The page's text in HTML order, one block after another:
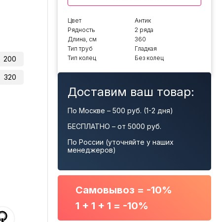
200
320
Цвет
Антик
Рядность
2 ряда
Длина, см
360
Тип труб
Гладкая
Тип колец
Без колец
Доставим ваш товар:
По Москве – 500 руб. (1-2 дня)
БЕСПЛАТНО – от 5000 руб.
По России (уточняйте у наших
менеджеров)
Самовывоз = -10%
1 + 1 + 1 = -10%